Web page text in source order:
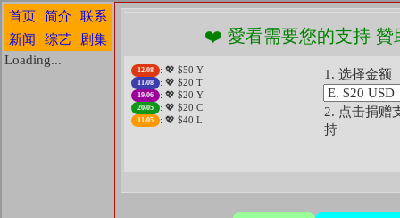
首页 简介
联系
新闻
综艺
剧集
Loading...
❤️ 愛看需要您的支持 贊
12/08 : 💖 $50 Y
11/08 : 💖 $20 T
19/06 : 💖 $20 Y
20/05 : 💖 $20 C
11/05 : 💖 $40 L
1. 选择金额
2. 点击捐赠
持